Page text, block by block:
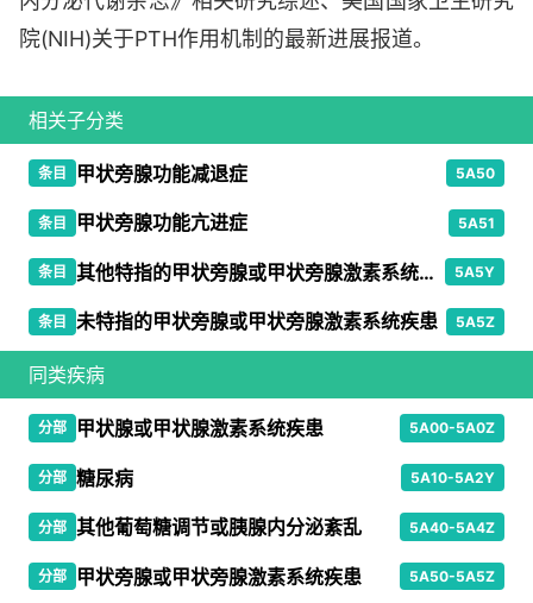
院(NIH)关于PTH作用机制的最新进展报道。
相关子分类
条目 甲状旁腺功能减退症 5A50
条目 甲状旁腺功能亢进症 5A51
条目 其他特指的甲状旁腺或甲状旁腺激素系统疾患 5A5Y
条目 未特指的甲状旁腺或甲状旁腺激素系统疾患 5A5Z
同类疾病
分部 甲状腺或甲状腺激素系统疾患 5A00-5A0Z
分部 糖尿病 5A10-5A2Y
分部 其他葡萄糖调节或胰腺内分泌紊乱 5A40-5A4Z
分部 甲状旁腺或甲状旁腺激素系统疾患 5A50-5A5Z